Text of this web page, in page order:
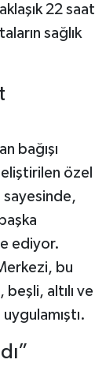
22 saat
sağlık
bağışı
özel
sayesinde,
ediyor.
bu
altılı ve